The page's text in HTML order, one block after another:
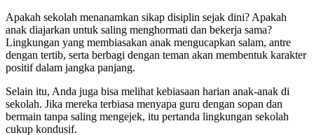
Apakah sekolah menanamkan sikap disiplin sejak dini? Apakah
anak diajarkan untuk saling menghormati dan bekerja sama?
Lingkungan yang membiasakan anak mengucapkan salam, antre
dengan tertib, serta berbagi dengan teman akan membentuk karakter
positif dalam jangka panjang.
Selain itu, Anda juga bisa melihat kebiasaan harian anak-anak di
sekolah. Jika mereka terbiasa menyapa guru dengan sopan dan
bermain tanpa saling mengejek, itu pertanda lingkungan sekolah
cukup kondusif.